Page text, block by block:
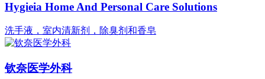
Hygieia Home And Personal Care Solutions
洗手液，室内清新剂，除臭剂和香皂
钦奈医学外科